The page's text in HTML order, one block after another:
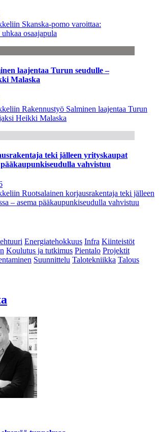
Skanska-pomo varoittaa:
osaajapula
laajentaa Turun seudulle –
Malaska
Rakennustyö Salminen laajentaa Turun
Heikki Malaska
teki jälleen yrityskaupat
pääkaupunkiseudulla vahvistuu
Ruotsalainen korjausrakentaja teki jälleen
– asema pääkaupunkiseudulla vahvistuu
Energiatehokkuus Infra Kiinteistöt
Koulutus ja tutkimus Pientalo Projektit
Suunnittelu Talotekniikka Talous